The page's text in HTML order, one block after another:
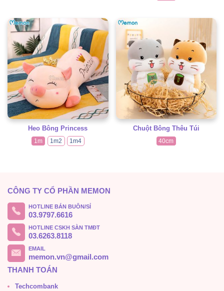
Heo Bông Princess
1m 1m2 1m4
Chuột Bông Thêu Túi
40cm
CÔNG TY CỔ PHẦN MEMON
HOTLINE BÁN BUÔN/SỈ
03.9797.6616
HOTLINE CSKH SÀN TMĐT
03.6263.8118
EMAIL
memon.vn@gmail.com
THANH TOÁN
Techcombank